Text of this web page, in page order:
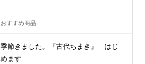
おすすめ商品
季節きました。『古代ちまき』 はじ
めます